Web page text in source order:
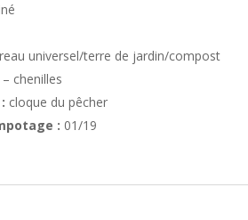
universel/terre de jardin/compost
chenilles
cloque du pêcher
: 01/19